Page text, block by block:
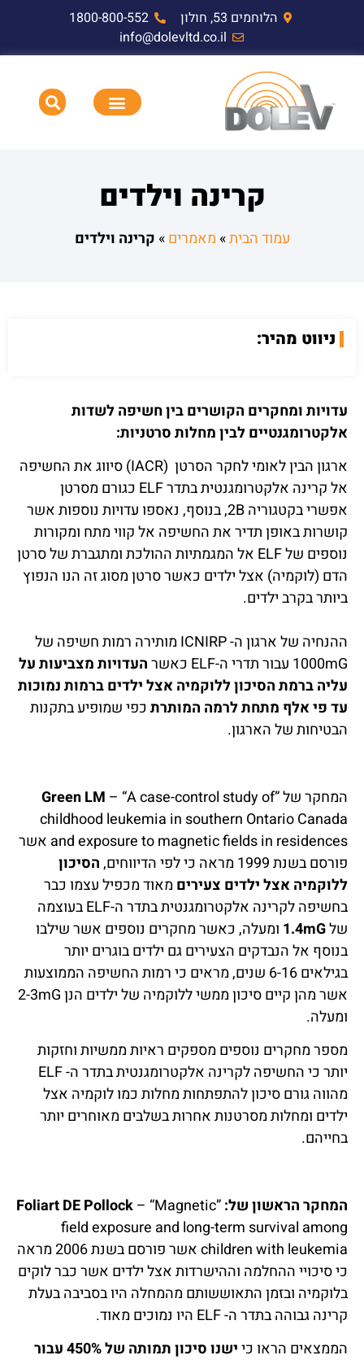
הלוחמים 53, חולון
1800-800-552
info@dolevltd.co.il
קרינה וילדים
עמוד הבית» מאמרים» קרינה וילדים
ניווט מהיר:
עדויות ומחקרים הקושרים בין חשיפה לשדות
אלקטרומגנטיים לבין מחלות סרטניות:
ארגון הבין לאומי לחקר הסרטן (IACR) סיווג את החשיפה
אל קרינה אלקטרומגנטית בתדר ELF כגורם מסרטן
אפשרי בקטגוריה 2B, בנוסף, נאספו עדויות נוספות אשר
קושרות באופן תדיר את החשיפה אל קווי מתח ומקורות
נוספים של ELF אל המגמתיות ההולכת ומתגברת של סרטן
הדם (לוקמיה) אצל ילדים כאשר סרטן מסוג זה הנו הנפוץ
ביותר בקרב ילדים.
ההנחיה של ארגון ה- ICNIRP מותירה רמות חשיפה של
1000mG עבור תדרי ה-ELF כאשר
העדויות מצביעות על
עליה ברמת הסיכון ללוקמיה אצל ילדים ברמות נמוכות
עד פי אלף מתחת לרמה המותרתכפי שמופיע בתקנות
הבטיחות של הארגון.
המחקר של ” Green LM – “A case-control study of
childhood leukemia in southern Ontario Canada
and exposure to magnetic fields in residences אשר
פורסם בשנת 1999 מראה כי לפי הדיווחים,
הסיכון
ללוקמיה אצל ילדים צעירים מאוד מכפיל עצמו כבר
בחשיפה לקרינה אלקטרומגנטית בתדר ה-ELF בעוצמה
של1.4mG ומעלה, כאשר מחקרים נוספים אשר שילבו
בנוסף אל הנבדקים הצעירים גם ילדים בוגרים יותר
בגילאים 6-16 שנים, מראים כי רמות החשיפה הממוצעות
אשר מהן קיים סיכון ממשי ללוקמיה של ילדים הנן 2-3mG
ומעלה.
מספר מחקרים נוספים מספקים ראיות ממשיות וחזקות
יותר כי החשיפה לקרינה אלקטרומגנטית בתדר ה- ELF
מהווה גורם סיכון להתפתחות מחלות כמו לוקמיה אצל
ילדים ומחלות מסרטנות אחרות בשלבים מאוחרים יותר
בחייהם.
המחקר הראשון של:”
Foliart DE Pollock– “Magnetic
field exposure and long-term survival among
children with leukemia אשר פורסם בשנת 2006 מראה
כי סיכויי ההחלמה וההישרדות אצל ילדים אשר כבר לוקים
בלוקמיה ובזמן התאוששותם מהמחלה היו בסביבה בעלת
קרינה גבוהה בתדר ה- ELF היו נמוכים מאוד.
הממצאים הראו כי
ישנו סיכון תמותה של 450% עבור